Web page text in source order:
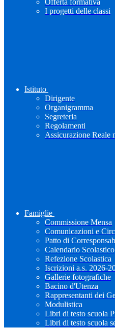
Offerta formativa
I progetti delle classi
Istituto
Dirigente
Organigramma
Segreteria
Regolamenti
Assicurazione Reale
Famiglie
Commissione Mensa
Comunicazioni e
Patto di
Calendario Scolastico
Refezione Scolastica
Iscrizioni a.s. 2026-
Gallerie fotografiche
Bacino d'Utenza
Rappresentanti dei
Modulistica
Libri di testo scuola
Libri di testo scuola